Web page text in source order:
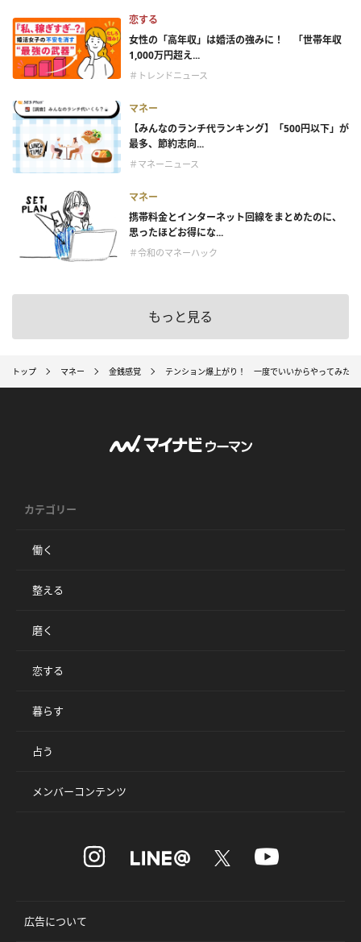
恋する
女性の「高年収」は婚活の強みに！ 「世帯年収
1,000万円超え...
＃トレンドニュース
マネー
【みんなのランチ代ランキング】「500円以下」が
最多、節約志向...
＃マネーニュース
マネー
携帯料金とインターネット回線をまとめたのに、
思ったほどお得にな...
＃令和のマネーハック
もっと見る
トップ マネー 金銭感覚 テンション爆上がり！ 一度でいいからやってみたい
カテゴリー
働く
整える
磨く
恋する
暮らす
占う
メンバーコンテンツ
広告について